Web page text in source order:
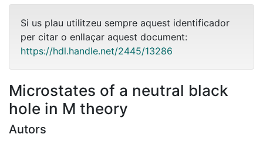
Si us plau utilitzeu sempre aquest identificador
per citar o enllaçar aquest document:
https://hdl.handle.net/2445/13286
Microstates of a neutral black
hole in M theory
Autors